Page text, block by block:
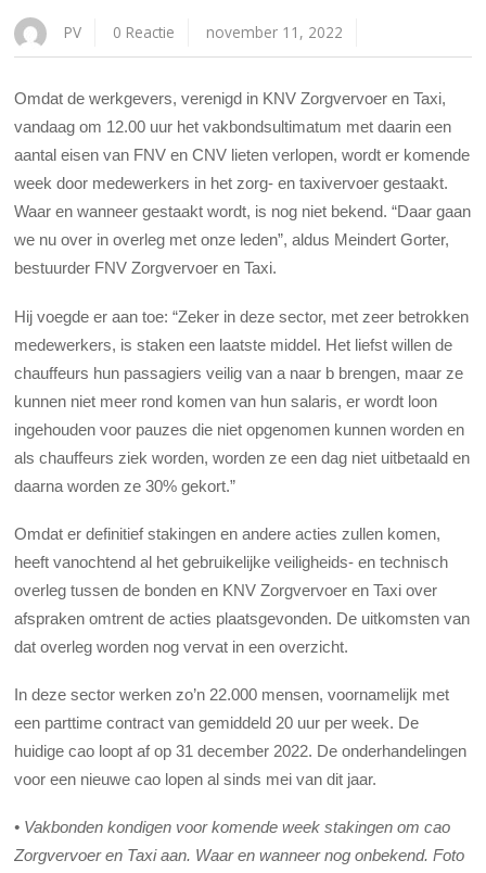
PV 0 Reactie november 11, 2022
Omdat de werkgevers, verenigd in KNV Zorgvervoer en Taxi,
vandaag om 12.00 uur het vakbondsultimatum met daarin een
aantal eisen van FNV en CNV lieten verlopen, wordt er komende
week door medewerkers in het zorg- en taxivervoer gestaakt.
Waar en wanneer gestaakt wordt, is nog niet bekend. “Daar gaan
we nu over in overleg met onze leden”, aldus Meindert Gorter,
bestuurder FNV Zorgvervoer en Taxi.
Hij voegde er aan toe: “Zeker in deze sector, met zeer betrokken
medewerkers, is staken een laatste middel. Het liefst willen de
chauffeurs hun passagiers veilig van a naar b brengen, maar ze
kunnen niet meer rond komen van hun salaris, er wordt loon
ingehouden voor pauzes die niet opgenomen kunnen worden en
als chauffeurs ziek worden, worden ze een dag niet uitbetaald en
daarna worden ze 30% gekort.”
Omdat er definitief stakingen en andere acties zullen komen,
heeft vanochtend al het gebruikelijke veiligheids- en technisch
overleg tussen de bonden en KNV Zorgvervoer en Taxi over
afspraken omtrent de acties plaatsgevonden. De uitkomsten van
dat overleg worden nog vervat in een overzicht.
In deze sector werken zo’n 22.000 mensen, voornamelijk met
een parttime contract van gemiddeld 20 uur per week. De
huidige cao loopt af op 31 december 2022. De onderhandelingen
voor een nieuwe cao lopen al sinds mei van dit jaar.
• Vakbonden kondigen voor komende week stakingen om cao
Zorgvervoer en Taxi aan. Waar en wanneer nog onbekend. Foto